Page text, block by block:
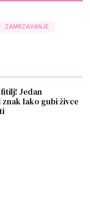
ZAMRZAVANJE
Jedan
lako gubi živce